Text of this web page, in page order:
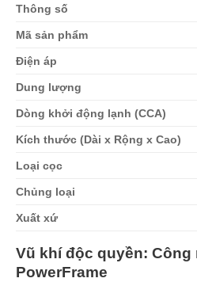
Thông số
Mã sản phẩm
Điện áp
Dung lượng
Dòng khởi động lạnh (CCA)
Kích thước (Dài x Rộng x Cao)
Loại cọc
Chủng loại
Xuất xứ
Vũ khí độc quyền:
PowerFrame